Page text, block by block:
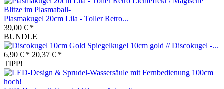
Plasmakugel 20cm Lila - Toller Retro...
39,00 € *
BUNDLE
Spiegelkugel 10cm gold // Discokugel -...
6,90 € * 20,37 € *
TIPP!